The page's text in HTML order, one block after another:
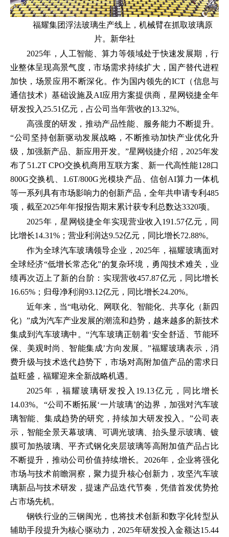
福耀集团浮法玻璃生产线上，机械臂在抓取玻璃原
片。新华社
2025年，人工智能、算力等领域处于快速发展期，行
业整体呈现高景气度，市场需求持续扩大，国产替代进程
加快，场景应用不断深化。作为国内领先的ICT（信息与
通信技术）基础设施及AI应用方案提供商，星网锐捷全年
研发投入25.51亿元，占公司当年营收的13.32%。
高强度的研发，推动产品性能、服务能力不断提升。
“公司坚持创新驱动发展战略，不断推动加快产业优化升
级，加强新产品、新应用开发。”星网锐捷介绍，2025年发
布了51.2T CPO交换机商用互联方案、新一代高性能128口
800G交换机、1.6T/800G光模块产品、信创AI算力一体机
等一系列具有市场影响力的创新产品，全年共申请专利485
项，截至2025年年报报告期末累计获专利总数达3320项。
2025年，星网锐捷全年实现营业收入191.57亿元，同
比增长14.31%；营业利润达9.52亿元，同比增长72.88%。
作为全球汽车玻璃领导企业，2025年，福耀玻璃面对
全球经济“低增长常态化”的复杂环境，勇闯技术难关，业
绩再次迈上了新的台阶：实现营收457.87亿元，同比增长
16.65%；归母净利润93.12亿元，同比增长24.20%。
近年来，当“电动化、网联化、智能化、共享化（新四
化）”成为汽车产业发展的潮流和趋势，越来越多的新技术
集成到汽车玻璃中。“汽车玻璃正朝着‘安全舒适、节能环
保、美观时尚、智能集成’方向发展。”福耀玻璃表示，消
费升级与技术迭代趋势下，市场对高附加值产品的需求日
益旺盛，福耀迎来全新战略机遇。
2025年，福耀玻璃研发投入19.13亿元，同比增长
14.03%。“公司不断拓展‘一片玻璃’的边界，加强对汽车玻
璃智能、集成趋势的研究，持续加大研发投入。”公司表
示，智能全景天幕玻璃、可调光玻璃、抬头显示玻璃、镀
膜可加热玻璃、平齐式钢化夹层玻璃等高附加值产品占比
不断提升，推动公司价值持续增长。2026年，企业将强化
市场与技术前瞻洞察，聚力提升核心创新力，攻坚汽车玻
璃新品与技术研发，提速产品迭代节奏，凭借首发优势抢
占市场先机。
钢铁行业的三钢闽光，也将技术创新和数字化转型从
辅助手段提升为核心驱动力，2025年研发投入金额达15.44